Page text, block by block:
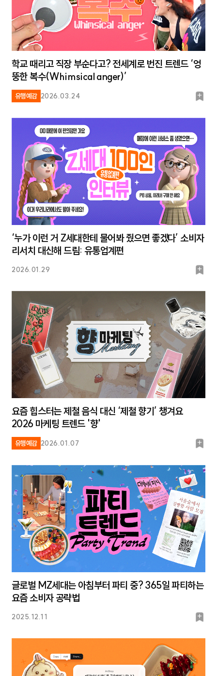
학교 때리고 직장 부순다고? 전세계로 번진 트렌드 ‘엉
뚱한 복수(Whimsical anger)’
유행예감 2026.03.24
북
‘누가 이런 거 Z세대한테 물어봐 줬으면 좋겠다’ 소비자
리서치 대신해 드림: 유통업계편
2026.01.29
북
요즘 힙스터는 제철 음식 대신 ‘제철 향기’ 챙겨요
2026 마케팅 트렌드 '향'
유행예감 2026.01.07
북
크
글로벌 MZ세대는 아침부터 파티 중? 365일 파티하는
요즘 소비자 공략법
2025.12.11
북